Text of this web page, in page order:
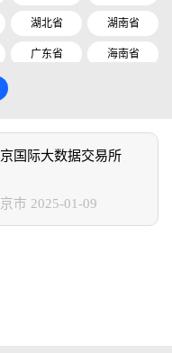
湖北省 湖南省
广东省 海南省
国际大数据交易所
市 2025-01-09